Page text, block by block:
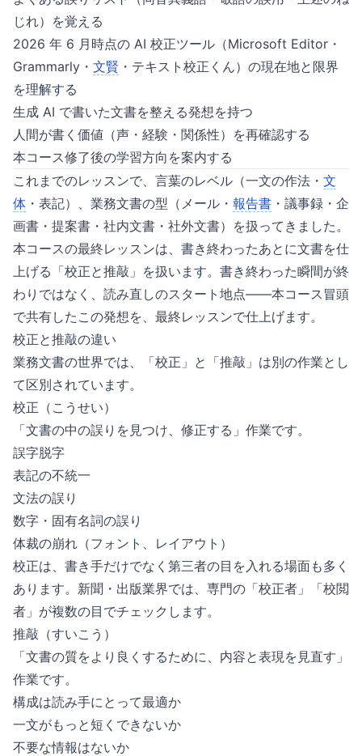
じれ）を覚える
2026 年 6 月時点の AI 校正ツール（Microsoft Editor・
Grammarly・ 文賢 ・テキスト校正くん）の現在地と限界
を理解する
生成 AI で書いた文書を整える発想を持つ
人間が書く価値（声・経験・関係性）を再確認する
本コース修了後の学習方向を案内する
これまでのレッスンで、言葉のレベル（一文の作法・ 文
体 ・表記）、業務文書の型（メール・ 報告書 ・議事録・企
画書・提案書・社内文書・社外文書）を扱ってきました。
本コースの最終レッスンは、書き終わったあとに文書を仕
上げる「校正と推敲」を扱います。書き終わった瞬間が終
わりではなく、読み直しのスタート地点——本コース冒頭
で共有したこの発想を、最終レッスンで仕上げます。
校正と推敲の違い
業務文書の世界では、「校正」と「推敲」は別の作業とし
て区別されています。
校正（こうせい）
「文書の中の誤りを見つけ、修正する」作業です。
誤字脱字
表記の不統一
文法の誤り
数字・固有名詞の誤り
体裁の崩れ（フォント、レイアウト）
校正は、書き手だけでなく第三者の目を入れる場面も多く
あります。新聞・出版業界では、専門の「校正者」「校閲
者」が複数の目でチェックします。
推敲（すいこう）
「文書の質をより良くするために、内容と表現を見直す」
作業です。
構成は読み手にとって最適か
一文がもっと短くできないか
不要な情報はないか